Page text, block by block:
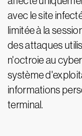
avec le site
limitée à la
des attaques
n'octroie au
système
informations
terminal.